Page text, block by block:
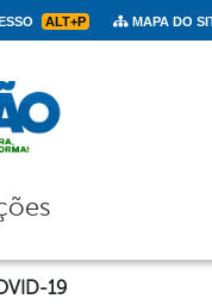
ALT+P MAPA DO
19